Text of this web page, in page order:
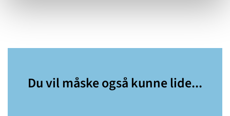
Du vil måske også kunne lide...